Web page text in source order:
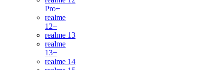
Pro+
realme
12+
realme 13
realme
13+
realme 14